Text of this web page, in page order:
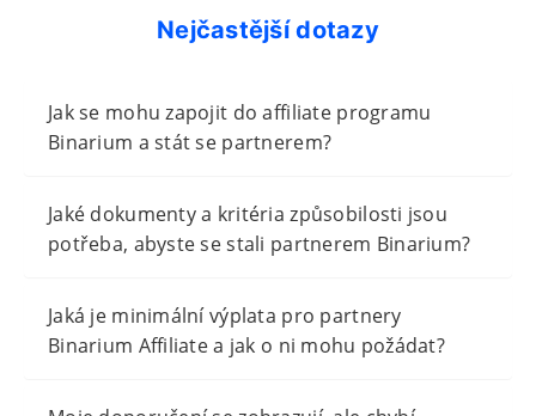
Nejčastější dotazy
Jak se mohu zapojit do affiliate programu
Binarium a stát se partnerem?
Jaké dokumenty a kritéria způsobilosti jsou
potřeba, abyste se stali partnerem Binarium?
Jaká je minimální výplata pro partnery
Binarium Affiliate a jak o ni mohu požádat?